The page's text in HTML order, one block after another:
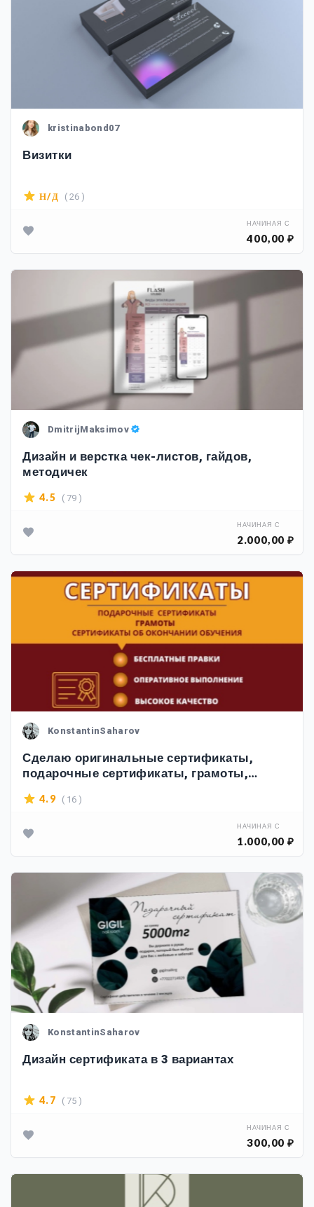
kristinabond07
Визитки
Н/Д ( 26 )
НАЧИНАЯ С
400,00 ₽
DmitrijMaksimov
Дизайн и верстка чек-листов, гайдов,
методичек
4.5 ( 79 )
НАЧИНАЯ С
2.000,00 ₽
KonstantinSaharov
Сделаю оригинальные сертификаты,
подарочные сертификаты, грамоты,
дипломы
4.9 ( 16 )
НАЧИНАЯ С
1.000,00 ₽
KonstantinSaharov
Дизайн сертификата в 3 вариантах
4.7 ( 75 )
НАЧИНАЯ С
300,00 ₽